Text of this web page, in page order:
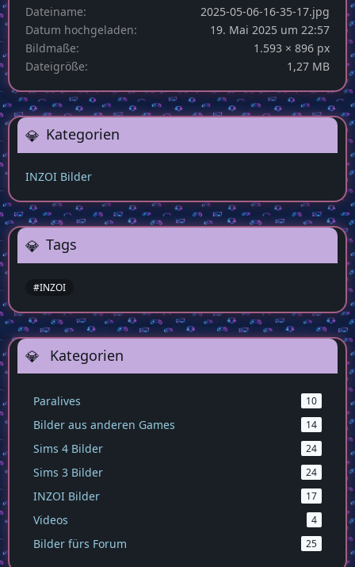
Dateiname
2025-05-06-16-35-17.jpg
Datum hochgeladen
19. Mai 2025 um 22:57
Bildmaße
1.593 × 896 px
Dateigröße
1,27 MB
Kategorien
INZOI Bilder
Tags
#INZOI
Kategorien
Paralives 10
Bilder aus anderen Games 14
Sims 4 Bilder 24
Sims 3 Bilder 24
INZOI Bilder 17
Videos 4
Bilder fürs Forum 25